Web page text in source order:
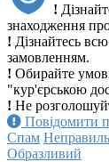
!
знаходження
! Дізнайтесь
замовленням.
! Обирайте
"кур'єрською
! Не
Повідомити
Спам
Образливий